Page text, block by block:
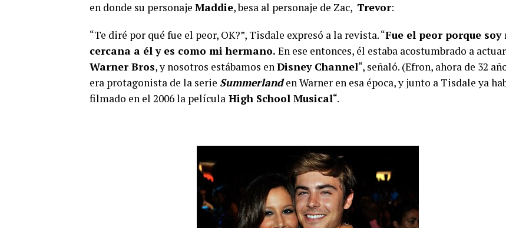
en donde su personaje Maddie, besa al personaje de Zac, Trevor:
“Te diré por qué fue el peor, OK?”, Tisdale expresó a la revista. “Fue el peor porque soy
cercana a él y es como mi hermano. En ese entonces, él estaba acostumbrado a
Warner Bros, y nosotros estábamos enDisney Channel“, señaló. (Efron, ahora de 32
era protagonista de la serie Summerland en Warner en esa época, y junto a Tisdale ya
filmado en el 2006 la película High School Musical“.